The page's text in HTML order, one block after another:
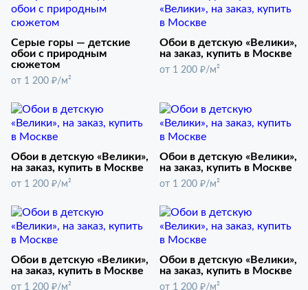
Серые горы — детские
обои с природным
сюжетом
от 1 200 ₽/м²
Обои в детскую «Велики»,
на заказ, купить в Москве
от 1 200 ₽/м²
Обои в детскую «Велики»,
на заказ, купить в Москве
от 1 200 ₽/м²
Обои в детскую «Велики»,
на заказ, купить в Москве
от 1 200 ₽/м²
Обои в детскую «Велики»,
на заказ, купить в Москве
от 1 200 ₽/м²
Обои в детскую «Велики»,
на заказ, купить в Москве
от 1 200 ₽/м²